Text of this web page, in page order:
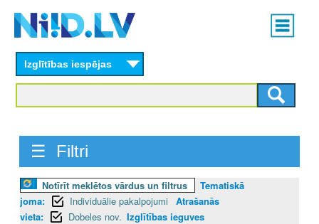
content
Main
menu
Izglītības iespējas
☰ Filtri
Notīrīt meklētos vārdus un filtrus
Tematiskā
joma:
Individuālie pakalpojumi
Atrašanās
vieta:
Dobeles nov. Izglītības ieguves